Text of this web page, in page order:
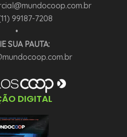
99187-7208
•
SUA PAUTA:
DIGITAL